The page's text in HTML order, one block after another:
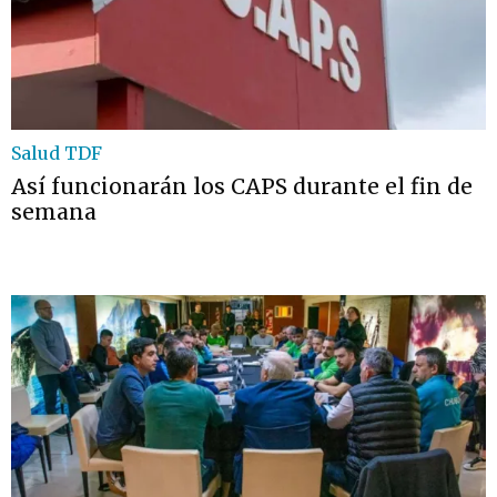
Salud TDF
Así funcionarán los CAPS durante el fin de
semana